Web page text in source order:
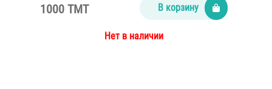
1000 TMT В корзину
Нет в наличии